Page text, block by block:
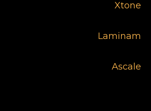
Xtone
Laminam
Ascale